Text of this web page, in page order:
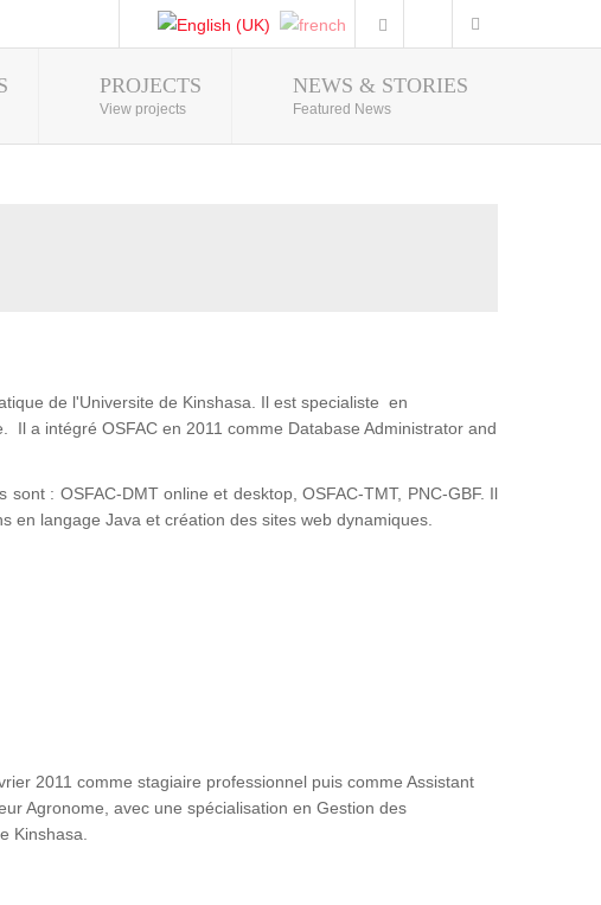
Photo Gallery
PROJECTS
View projects
NEWS & STORIES
Featured News
de l'Universite de Kinshasa. Il est specialiste en
a intégré OSFAC en 2011 comme Database Administrator and
: OSFAC-DMT online et desktop, OSFAC-TMT, PNC-GBF. Il
en langage Java et création des sites web dynamiques.
2011 comme stagiaire professionnel puis comme Assistant
Agronome, avec une spécialisation en Gestion des
Kinshasa.